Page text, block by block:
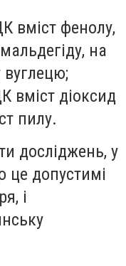
вміст фенолу,
на
вуглецю;
вміст діоксид
пилу.
досліджень, у
це допустимі
і